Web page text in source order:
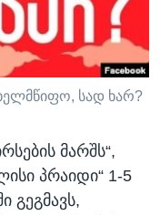
სად ხარ?
მარშს“,
პრაიდი“ 1-5
გეგმავს,